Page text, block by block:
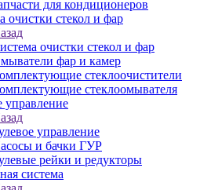
для кондиционеров
очистки стекол и фар
очистки стекол и фар
фар и камер
стеклоочистители
стеклоомывателя
управление
управление
и бачки ГУР
рейки и редукторы
система